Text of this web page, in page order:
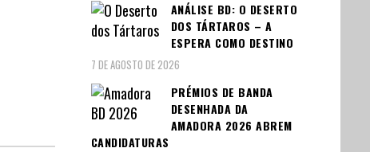
ANÁLISE BD: O DESERTO
DOS TÁRTAROS – A
ESPERA COMO DESTINO
7 DE AGOSTO DE 2026
PRÉMIOS DE BANDA
DESENHADA DA
AMADORA 2026 ABREM
CANDIDATURAS